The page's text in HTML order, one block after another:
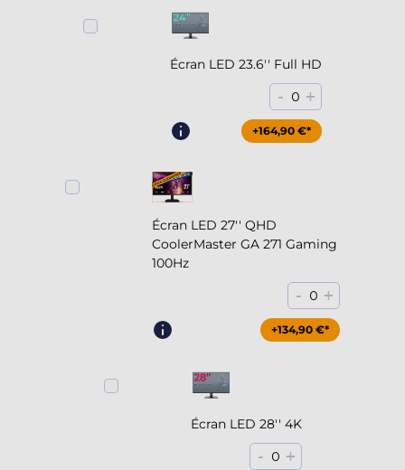
Écran LED 23.6'' Full HD
- 0 +
+164,90 €*
Écran LED 27'' QHD
CoolerMaster GA 271 Gaming
100Hz
- 0 +
+204,90 €*
+134,90 €*
Écran LED 28'' 4K
- 0 +